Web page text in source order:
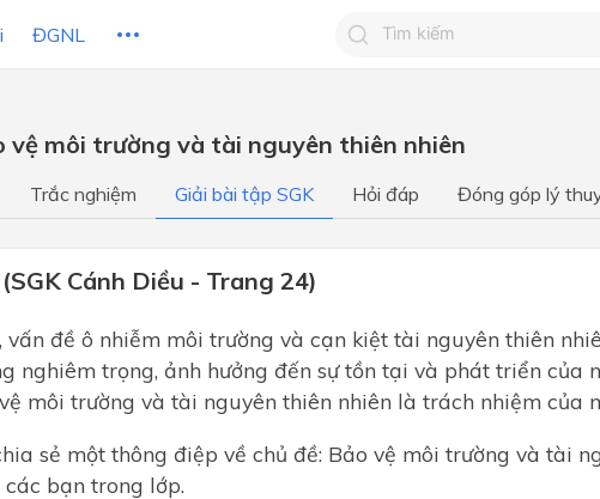
ĐGNL
Tìm kiếm câu trả lời
Tìm kiếm câu trả lời cho câu
vệ môi trường và tài nguyên thiên nhiên
Trắc nghiệm Giải bài tập SGK Hỏi đáp Đóng góp lý
Cánh Diều - Trang 24)
vấn đề ô nhiễm môi trường và cạn kiệt tài nguyên thiên
nghiêm trọng, ảnh hưởng đến sự tồn tại và phát triển của
môi trường và tài nguyên thiên nhiên là trách nhiệm của
sẻ một thông điệp về chủ đề: Bảo vệ môi trường và tài
các bạn trong lớp.